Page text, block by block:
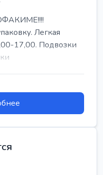
Легкая
17,00. Подвозки